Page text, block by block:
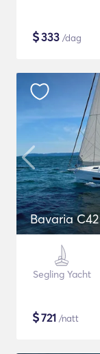
$333 /dag
Bavaria C42
Segling Yacht
$721 /natt